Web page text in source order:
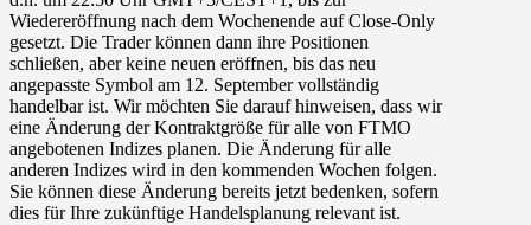
Wiedereröffnung nach dem Wochenende auf Close-Only
gesetzt. Die Trader können dann ihre Positionen
schließen, aber keine neuen eröffnen, bis das neu
angepasste Symbol am 12. September vollständig
handelbar ist. Wir möchten Sie darauf hinweisen, dass wir
eine Änderung der Kontraktgröße für alle von FTMO
angebotenen Indizes planen. Die Änderung für alle
anderen Indizes wird in den kommenden Wochen folgen.
Sie können diese Änderung bereits jetzt bedenken, sofern
dies für Ihre zukünftige Handelsplanung relevant ist.